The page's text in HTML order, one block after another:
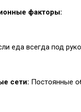
факторы:
еда всегда под
сети: Постоянные